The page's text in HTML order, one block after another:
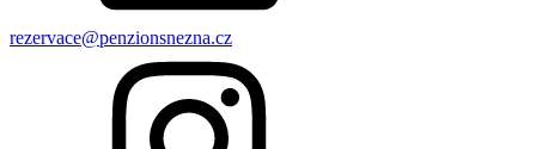
rezervace@penzionsnezna.cz